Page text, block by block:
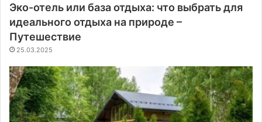
Эко-отель или база отдыха: что выбрать для
идеального отдыха на природе –
Путешествие
25.03.2025